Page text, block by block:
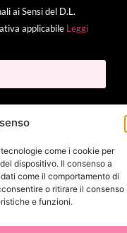
come i cookie per
dispositivo. Il consenso a
come il comportamento di
o ritirare il consenso
e funzioni.
ai Sensi del D.L.
applicabile Leggi